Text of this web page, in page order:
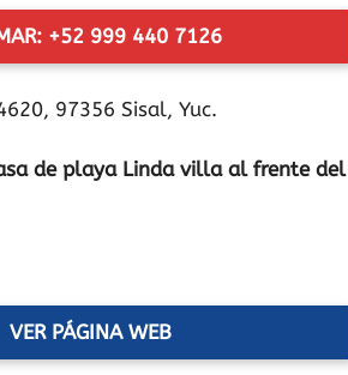
+52 999 440 7126
97356 Sisal, Yuc.
de playa Linda villa al frente del
VER PÁGINA WEB